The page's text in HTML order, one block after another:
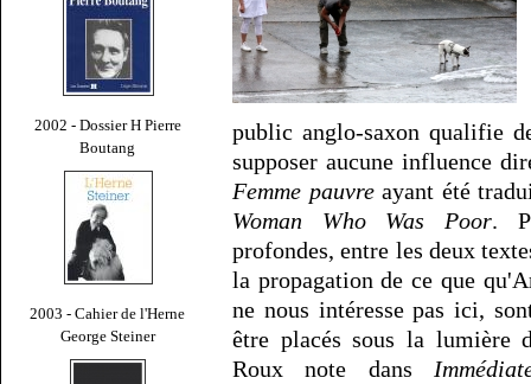
2002 - Dossier H Pierre
Boutang
2003 - Cahier de l'Herne
George Steiner
public anglo-saxon qualifie
supposer aucune influence
Femme pauvreayant été
Woman Who Was Poor.
profondes, entre les deux
la propagation de ce que
ne nous intéresse pas ici,
être placés sous la lumière
Roux note dans